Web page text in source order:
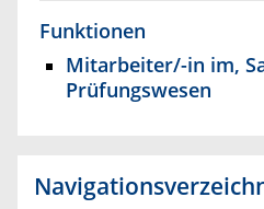
Funktionen
Mitarbeiter/-in im,
Prüfungswesen